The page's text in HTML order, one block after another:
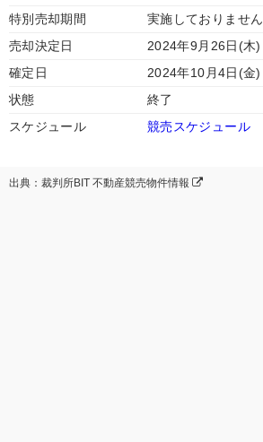
特別売却期間
実施しておりません
売却決定日
2024年9月26日(木)
確定日
2024年10月4日(金)
状態
終了
スケジュール
競売スケジュール
出典：裁判所BIT 不動産競売物件情報